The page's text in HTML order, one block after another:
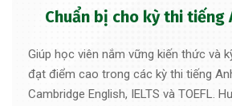
Chuẩn bị cho kỳ thi tiếng
Giúp học viên nắm vững kiến thức và
đạt điểm cao trong các kỳ thi tiếng
Cambridge English, IELTS và TOEFL.